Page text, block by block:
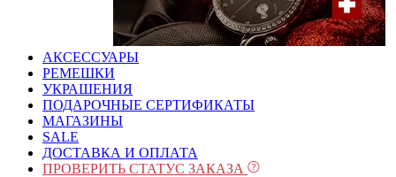
АКСЕССУАРЫ
РЕМЕШКИ
УКРАШЕНИЯ
ПОДАРОЧНЫЕ СЕРТИФИКАТЫ
МАГАЗИНЫ
SALE
ДОСТАВКА И ОПЛАТА
ПРОВЕРИТЬ СТАТУС ЗАКАЗА